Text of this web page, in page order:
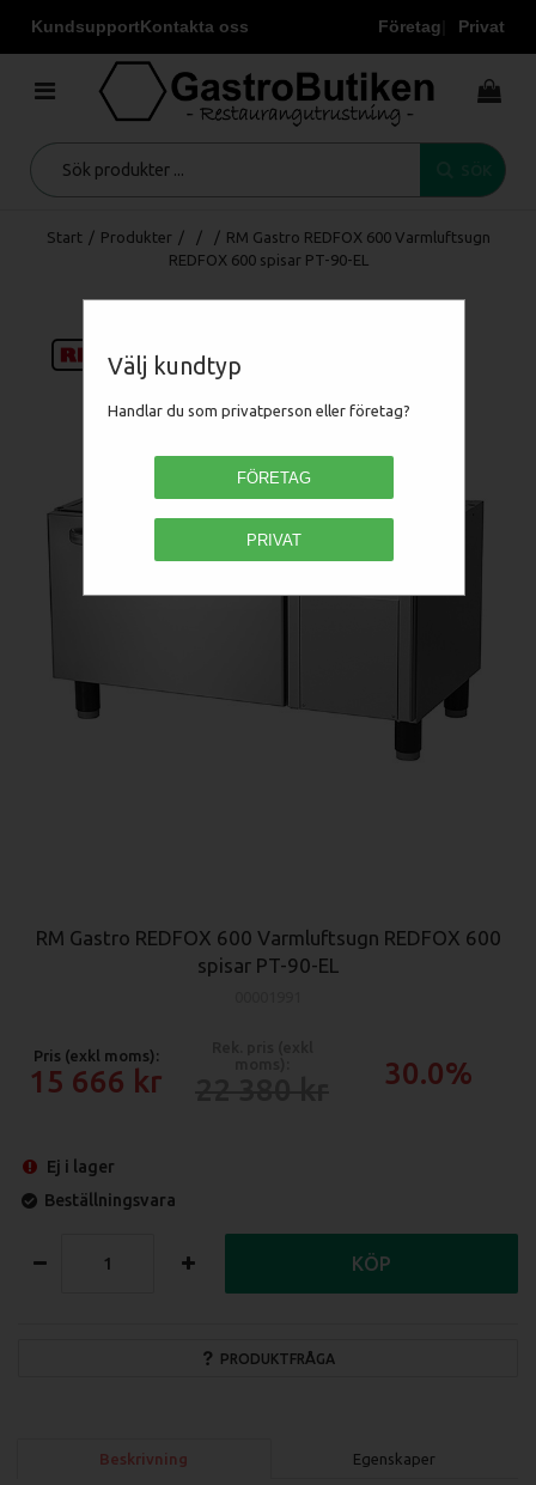
KundsupportKontakta oss Företag Privat
Välj kundtyp
Handlar du som privatperson eller företag?
FÖRETAG
PRIVAT
Start / Produkter / / / RM Gastro REDFOX 600 Varmluftsugn
REDFOX 600 spisar PT-90-EL
RM Gastro REDFOX 600 Varmluftsugn REDFOX 600
spisar PT-90-EL
Pris (exkl moms):
15 666 30.0%
Ej i lager
Beställningsvara
PRODUKTFRÅGA
KÖP
Beskrivning Egenskaper